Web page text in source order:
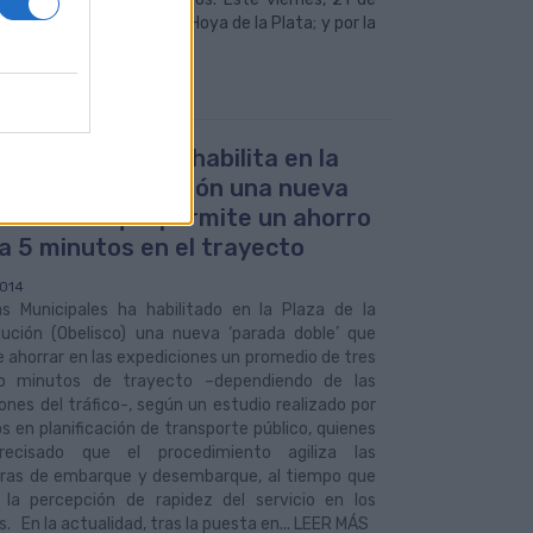
de Vegueta y Hoya de la Plata; y por la
Municipales habilita en la
de la Constitución una nueva
doble’ que permite un ahorro
5 minutos en el trayecto
Municipales ha habilitado en la Plaza de la
(Obelisco) una nueva ‘parada doble’ que
ahorrar en las expediciones un promedio de tres
minutos de trayecto –dependiendo de las
del tráfico-, según un estudio realizado por
en planificación de transporte público, quienes
que el procedimiento agiliza las
de embarque y desembarque, al tiempo que
la percepción de rapidez del servicio en los
En la actualidad, tras la puesta en... LEER MÁS